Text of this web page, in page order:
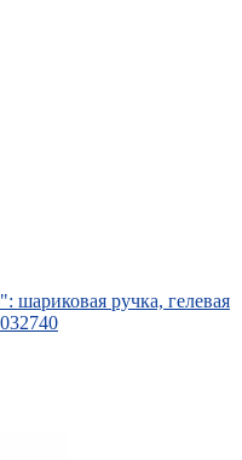
ручка, гелевая